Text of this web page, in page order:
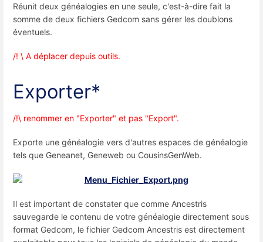
Réunit deux généalogies en une seule, c'est-à-dire fait la
somme de deux fichiers Gedcom sans gérer les doublons
éventuels.
/! \ A déplacer depuis outils.
Exporter*
/!\ renommer en "Exporter" et pas "Export".
Exporte une généalogie vers d'autres espaces de généalogie
tels que Geneanet, Geneweb ou CousinsGenWeb.
Il est important de constater que comme Ancestris
sauvegarde le contenu de votre généalogie directement sous
format Gedcom, le fichier Gedcom Ancestris est directement